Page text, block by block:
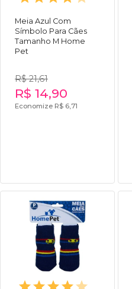
Meia Azul Com
Símbolo Para Cães
Tamanho M Home
Pet
R$ 21,61
R$ 14,90
Economize R$ 6,71